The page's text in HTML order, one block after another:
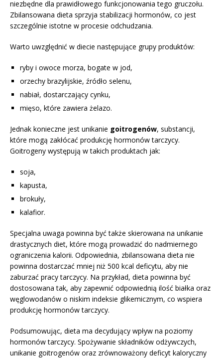
niezbędne dla prawidłowego funkcjonowania tego gruczołu.
Zbilansowana dieta sprzyja stabilizacji hormonów, co jest
szczególnie istotne w procesie odchudzania.
Warto uwzględnić w diecie następujące grupy produktów:
ryby i owoce morza, bogate w jod,
orzechy brazylijskie, źródło selenu,
nabiał, dostarczający cynku,
mięso, które zawiera żelazo.
Jednak konieczne jest unikanie goitrogenów, substancji,
które mogą zakłócać produkcję hormonów tarczycy.
Goitrogeny występują w takich produktach jak:
soja,
kapusta,
brokuły,
kalafior.
Specjalna uwaga powinna być także skierowana na unikanie
drastycznych diet, które mogą prowadzić do nadmiernego
ograniczenia kalorii. Odpowiednia, zbilansowana dieta nie
powinna dostarczać mniej niż 500 kcal deficytu, aby nie
zaburzać pracy tarczycy. Na przykład, dieta powinna być
dostosowana tak, aby zapewnić odpowiednią ilość białka oraz
węglowodanów o niskim indeksie glikemicznym, co wspiera
produkcję hormonów tarczycy.
Podsumowując, dieta ma decydujący wpływ na poziomy
hormonów tarczycy. Spożywanie składników odżywczych,
unikanie goitrogenów oraz zrównoważony deficyt kaloryczny